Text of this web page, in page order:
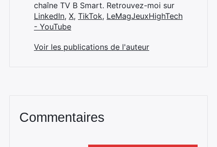
chaîne TV B Smart. Retrouvez-moi sur
LinkedIn, X, TikTok, LeMagJeuxHighTech
- YouTube
Voir les publications de l'auteur
Commentaires
Rechercher
: